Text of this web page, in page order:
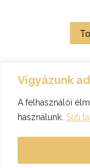
Vigyázunk
A felhasználói
használunk. Süti
T-Mix 2003. Kft.